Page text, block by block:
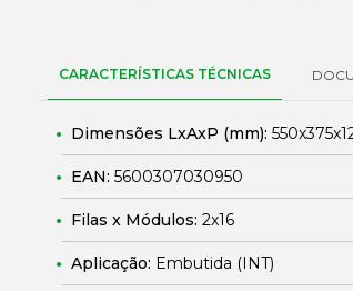
CARACTERÍSTICAS TÉCNICAS
Dimensões LxAxP (mm):
EAN: 5600307030950
Filas x Módulos: 2x16
Aplicação: Embutida (INT)